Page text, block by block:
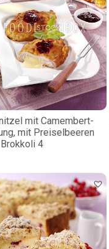
mit Camembert-
mit Preiselbeeren
4